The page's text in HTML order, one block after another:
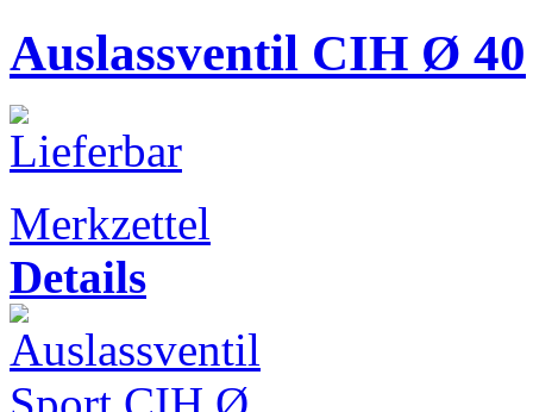
Auslassventil CIH Ø 40
Merkzettel
Details